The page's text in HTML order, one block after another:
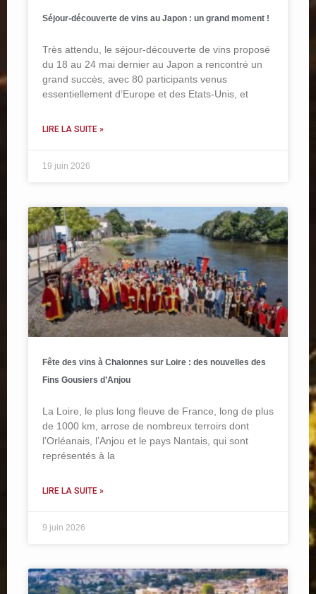
Séjour-découverte de vins au Japon : un grand moment !
Très attendu, le séjour-découverte de vins proposé
du 18 au 24 mai dernier au Japon a rencontré un
grand succès, avec 80 participants venus
essentiellement d’Europe et des Etats-Unis, et
LIRE LA SUITE »
19 juin 2026
Fête des vins à Chalonnes sur Loire : des nouvelles des
Fins Gousiers d’Anjou
La Loire, le plus long fleuve de France, long de plus
de 1000 km, arrose de nombreux terroirs dont
l’Orléanais, l’Anjou et le pays Nantais, qui sont
représentés à la
LIRE LA SUITE »
9 juin 2026